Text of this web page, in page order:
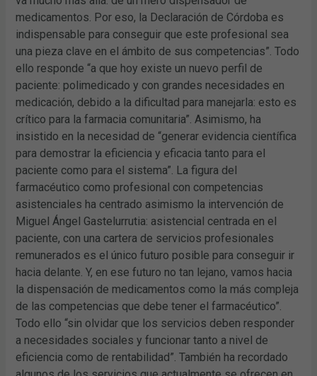
medicamentos. Por eso, la Declaración de Córdoba es
indispensable para conseguir que este profesional sea
una pieza clave en el ámbito de sus competencias”. Todo
ello responde “a que hoy existe un nuevo perfil de
paciente: polimedicado y con grandes necesidades en
medicación, debido a la dificultad para manejarla: esto es
crítico para la farmacia comunitaria”. Asimismo, ha
insistido en la necesidad de “generar evidencia científica
para demostrar la eficiencia y eficacia tanto para el
paciente como para el sistema”. La figura del
farmacéutico como profesional con competencias
asistenciales ha centrado asimismo la intervención de
Miguel Ángel Gastelurrutia: asistencial centrada en el
paciente, con una cartera de servicios profesionales
remunerados es el único futuro posible para conseguir ir
hacia delante. Y, en ese futuro no tan lejano, vamos hacia
la dispensación de medicamentos como la más compleja
de las competencias que debe tener el farmacéutico”.
Todo ello “sin olvidar que los servicios deben responder
a necesidades sociales y funcionar tanto a nivel de
eficiencia como de rentabilidad”. También ha recordado